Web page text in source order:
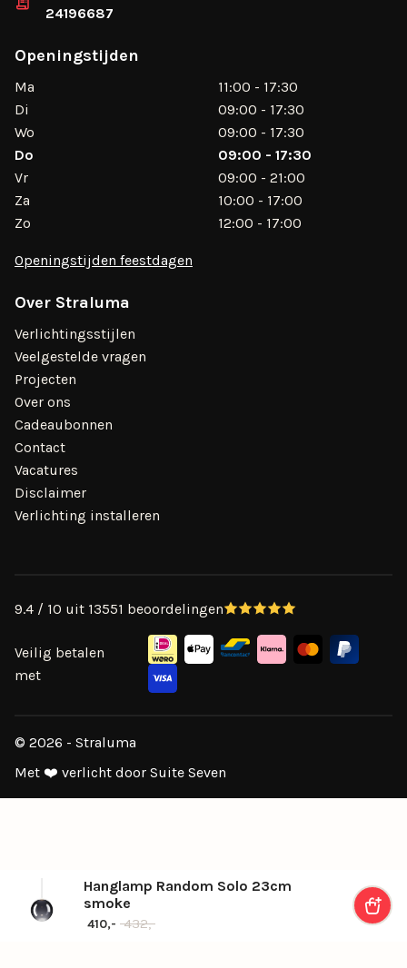
24196687
Openingstijden
Ma
11:00 - 17:30
Di
09:00 - 17:30
Wo
09:00 - 17:30
Do
09:00 - 17:30
Vr
09:00 - 21:00
Za
10:00 - 17:00
Zo
12:00 - 17:00
Openingstijden feestdagen
Over Straluma
Verlichtingsstijlen
Veelgestelde vragen
Projecten
Over ons
Cadeaubonnen
Contact
Vacatures
Disclaimer
Verlichting installeren
9.4 / 10 uit 13551 beoordelingen
Veilig betalen
met
© 2026 - Straluma
Met ❤️ verlicht door Suite Seven
Hanglamp Random Solo 23cm
smoke
432,-
Oorspronkelijke prijs was: 432,-.
410,-
Huidige prijs is: 410,-.